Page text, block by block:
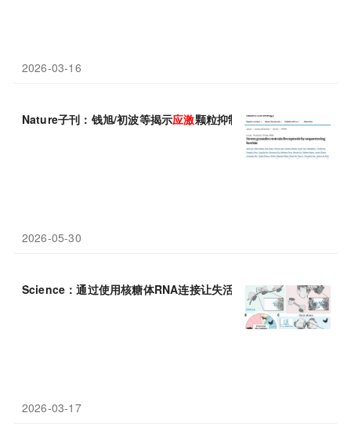
2026-03-16
Nature子刊：钱旭/初波等揭示应激颗粒抑制铁死亡新机制，带来
2026-05-30
Science：通过使用核糖体RNA连接让失活的核糖体配对是应激
2026-03-17